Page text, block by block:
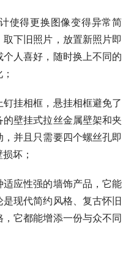
使得更换图像变得异常简
下旧照片，放置新照片即
人喜好，随时换上不同的
挂相框，悬挂相框避免了
壁挂式拉丝金属壁架和夹
并且只需要四个螺丝孔即
坏；
适应性强的墙饰产品，它能
现代简约风格、复古怀旧
它都能增添一份与众不同